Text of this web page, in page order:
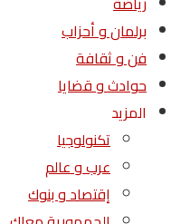
برلمان و أحزاب
فن و ثقافة
حوادث و قضايا
المزيد
تكنولوجيا
عرب و عالم
إقتصاد و بنوك